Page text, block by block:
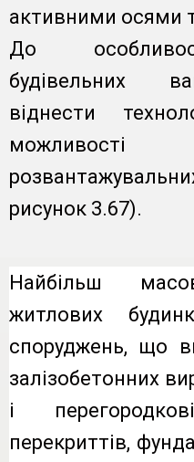
активними осями
До
будівельних
віднести
рисунок 3.67).
Найбільш
житлових
споруджень, що
залізобетонних
і
перекриттів,